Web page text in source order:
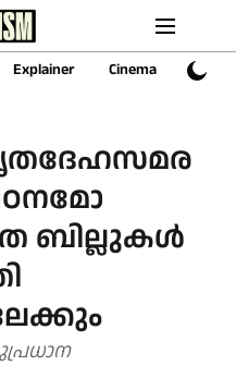
Explainer Cinema Sports
ബില്ലുകള്‍